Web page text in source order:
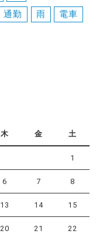
通勤 雨
電車
木 金 土
1
6 7 8
13 14 15
20 21 22